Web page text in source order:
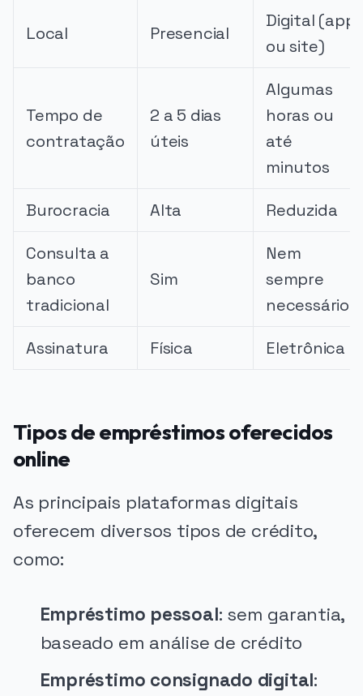
Local Presencial
Digital (app
ou site)
Tempo de
contratação
2 a 5 dias
úteis
Algumas
horas ou
até
minutos
Burocracia Alta Reduzida
Consulta a
banco
tradicional
Sim
Nem
sempre
necessário
Assinatura Física Eletrônica
Tipos de empréstimos oferecidos
online
As principais plataformas digitais
oferecem diversos tipos de crédito,
como:
Empréstimo pessoal: sem garantia,
baseado em análise de crédito
Empréstimo consignado digital: